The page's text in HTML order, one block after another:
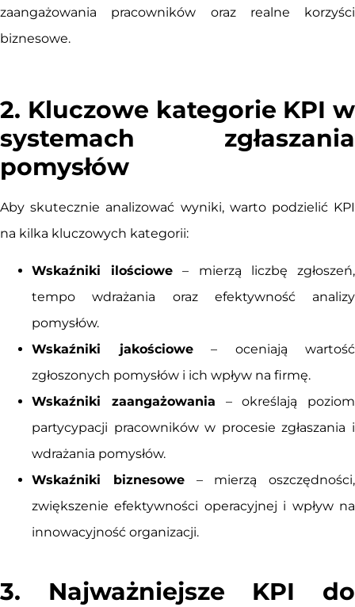
zaangażowania pracowników oraz realne korzyści
biznesowe.
2. Kluczowe kategorie KPI w
systemach zgłaszania
pomysłów
Aby skutecznie analizować wyniki, warto podzielić KPI
na kilka kluczowych kategorii:
Wskaźniki ilościowe – mierzą liczbę zgłoszeń,
tempo wdrażania oraz efektywność analizy
pomysłów.
Wskaźniki jakościowe– oceniają wartość
zgłoszonych pomysłów i ich wpływ na firmę.
Wskaźniki zaangażowania – określają poziom
partycypacji pracowników w procesie zgłaszania i
wdrażania pomysłów.
Wskaźniki biznesowe– mierzą oszczędności,
zwiększenie efektywności operacyjnej i wpływ na
innowacyjność organizacji.
3. Najważniejsze KPI do